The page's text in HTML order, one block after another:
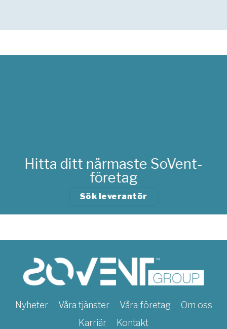
Hitta ditt närmaste SoVent-
företag
Sök leverantör
Nyheter Våra tjänster Våra företag
Om oss
Karriär
Kontakt